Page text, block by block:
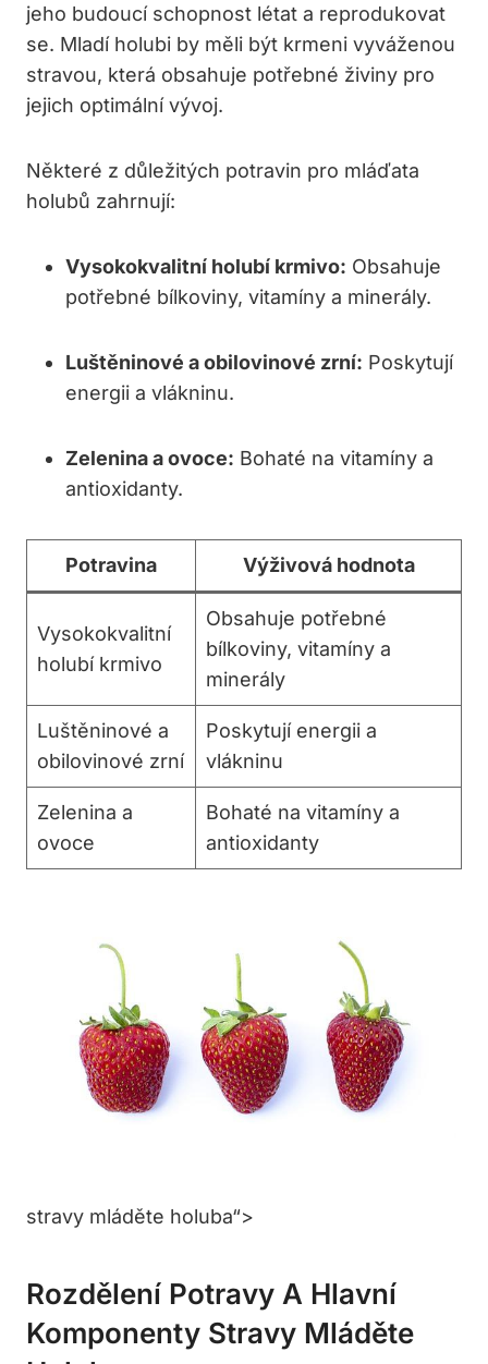
jeho budoucí schopnost létat a reprodukovat
se. Mladí holubi by měli být krmeni vyváženou
stravou, která obsahuje potřebné živiny pro
jejich optimální vývoj.
Některé z důležitých potravin pro mláďata
holubů zahrnují:
Vysokokvalitní holubí krmivo: Obsahuje
potřebné bílkoviny, vitamíny a minerály.
Luštěninové a obilovinové zrní: Poskytují
energii a vlákninu.
Zelenina a ovoce: Bohaté na vitamíny a
antioxidanty.
Potravina Výživová hodnota
Vysokokvalitní
holubí krmivo
Obsahuje potřebné
bílkoviny, vitamíny a
minerály
Luštěninové a
obilovinové zrní
Poskytují energii a
vlákninu
Zelenina a
ovoce
Bohaté na vitamíny a
antioxidanty
stravy mláděte holuba“>
Rozdělení Potravy A Hlavní
Komponenty Stravy Mláděte